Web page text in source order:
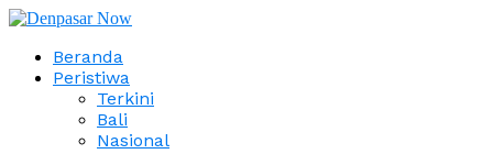
Beranda
Peristiwa
Terkini
Bali
Nasional